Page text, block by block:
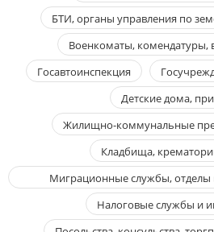
БТИ, органы управления по
Военкоматы, комендатуры,
Госавтоинспекция
Детские дома,
Жилищно-коммунальные
Кладбища,
Миграционные службы, отделы
паспортные
Налоговые службы и